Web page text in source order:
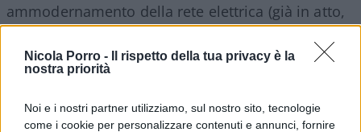
Nicola Porro -
Il rispetto della tua privacy è la
nostra priorità
Noi e i nostri partner utilizziamo, sul nostro sito, tecnologie
come i cookie per personalizzare contenuti e annunci, fornire
ammodernamento della rete elettrica (già in atto,
ma bisogna insistere), risistemazione delle
infrastrutture sportive (in particolare le piscine, un
tempo orgoglio comunale e oggi… no).